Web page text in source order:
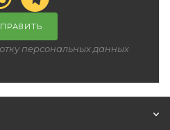
персональных данных